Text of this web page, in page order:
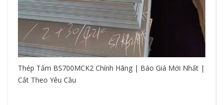
Thép Tấm BS700MCK2 Chính Hãng | Báo Giá Mới Nhất |
Cắt Theo Yêu Cầu